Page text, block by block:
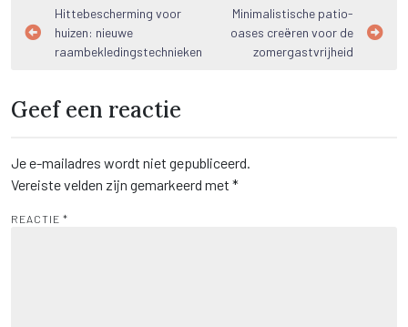
Bericht
navigatie
Hittebescherming voor
huizen: nieuwe
raambekledingstechnieken
Minimalistische patio-
oases creëren voor de
zomergastvrijheid
Geef een reactie
Je e-mailadres wordt niet gepubliceerd.
Vereiste velden zijn gemarkeerd met *
REACTIE *